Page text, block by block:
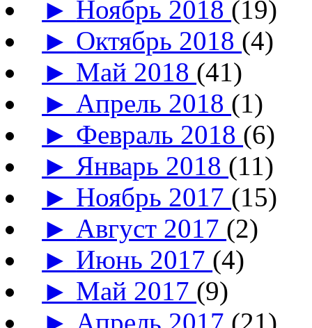
► Ноябрь 2018 (19)
► Октябрь 2018 (4)
► Май 2018 (41)
► Апрель 2018 (1)
► Февраль 2018 (6)
► Январь 2018 (11)
► Ноябрь 2017 (15)
► Август 2017 (2)
► Июнь 2017 (4)
► Май 2017 (9)